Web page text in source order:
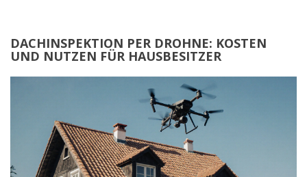
DACHINSPEKTION PER DROHNE: KOSTEN
UND NUTZEN FÜR HAUSBESITZER